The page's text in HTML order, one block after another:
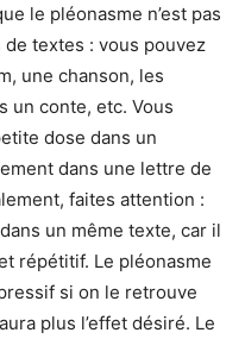
le pléonasme n’est pas
textes : vous pouvez
une chanson, les
un conte, etc. Vous
dose dans un
dans une lettre de
faites attention :
un même texte, car il
répétitif. Le pléonasme
si on le retrouve
plus l’effet désiré. Le